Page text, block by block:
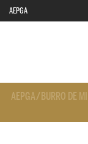
AEPGA
AEPGA/ BURRO DE